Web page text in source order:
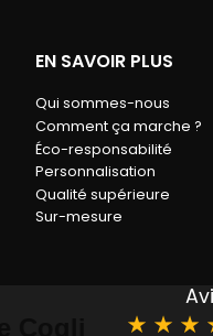
EN SAVOIR PLUS
Qui sommes-nous
Comment ça marche ?
Éco-responsabilité
Personnalisation
Qualité supérieure
Sur-mesure
★ ★ ★